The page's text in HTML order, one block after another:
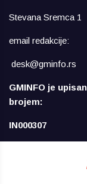
Stevana Sremca 1
email redakcije:
desk@gminfo.rs
GMINFO je
brojem:
IN000307